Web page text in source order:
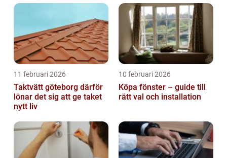
11 februari 2026
Taktvätt göteborg därför
lönar det sig att ge taket
nytt liv
10 februari 2026
Köpa fönster – guide till
rätt val och installation